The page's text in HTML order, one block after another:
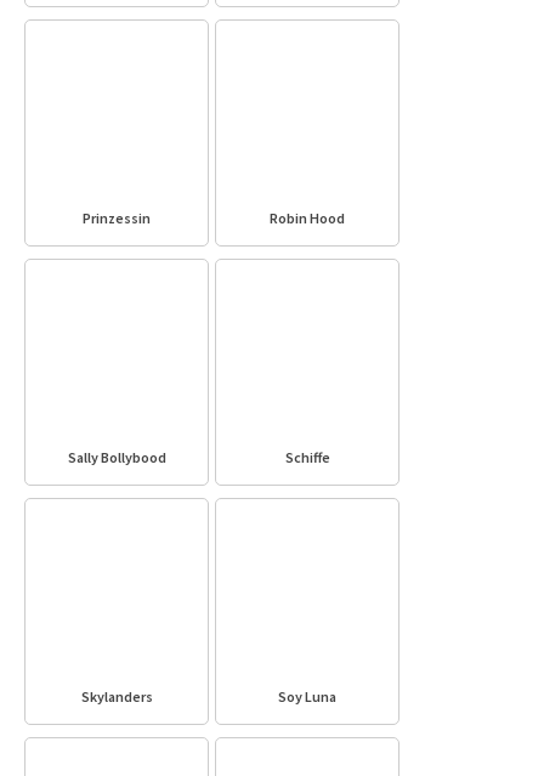
Prinzessin Robin Hood
Sally Bollybood Schiffe
Skylanders Soy Luna